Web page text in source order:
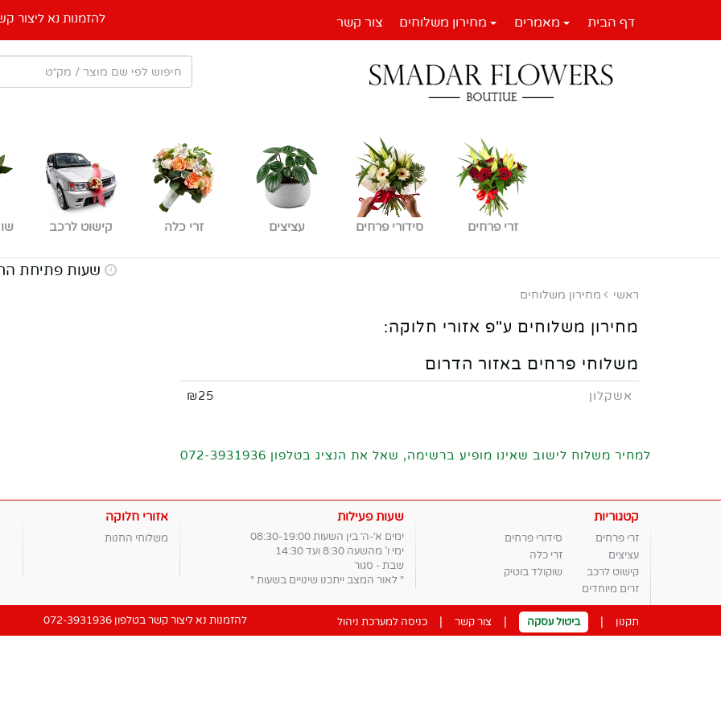
להזמנות נא ליצור דף הבית מאמרים מחירון משלוחים צור קשר
זרי פרחים סידורי פרחים עציצים זרי כלה קישוט לרכב
שעות פתיחת החנות א-ה: 08:30-16:30, יום ו'
ראשי מחירון משלוחים
מחירון משלוחים ע"פ אזורי חלוקה:
משלוחי פרחים באזור הדרום
אשקלון ₪25
למחיר משלוח לישוב שאינו מופיע ברשימה, שאל את הנציג בטלפון 072-3931936
קטגוריות
זרי פרחים
סידורי פרחים
עציצים
זרי כלה
קישוט לרכב
שוקולד בוטיק
זרים מיוחדים
שעות פעילות
ימים א׳-ה׳ בין השעות 08:30-19:00
ימי ו' מהשעה 8:30 ועד 14:30
שבת - סגור
* לאור המצב ייתכנו שינויים בשעות *
אזורי חלוקה
משלוחי החנות
תקנון | ביטול עסקה | צור קשר | כניסה למערכת ניהול להזמנות נא ליצור קשר בטלפון072-3931936